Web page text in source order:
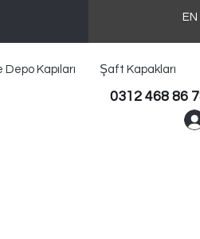
Depo Kapıları Şaft Kapakları
0312 468 86